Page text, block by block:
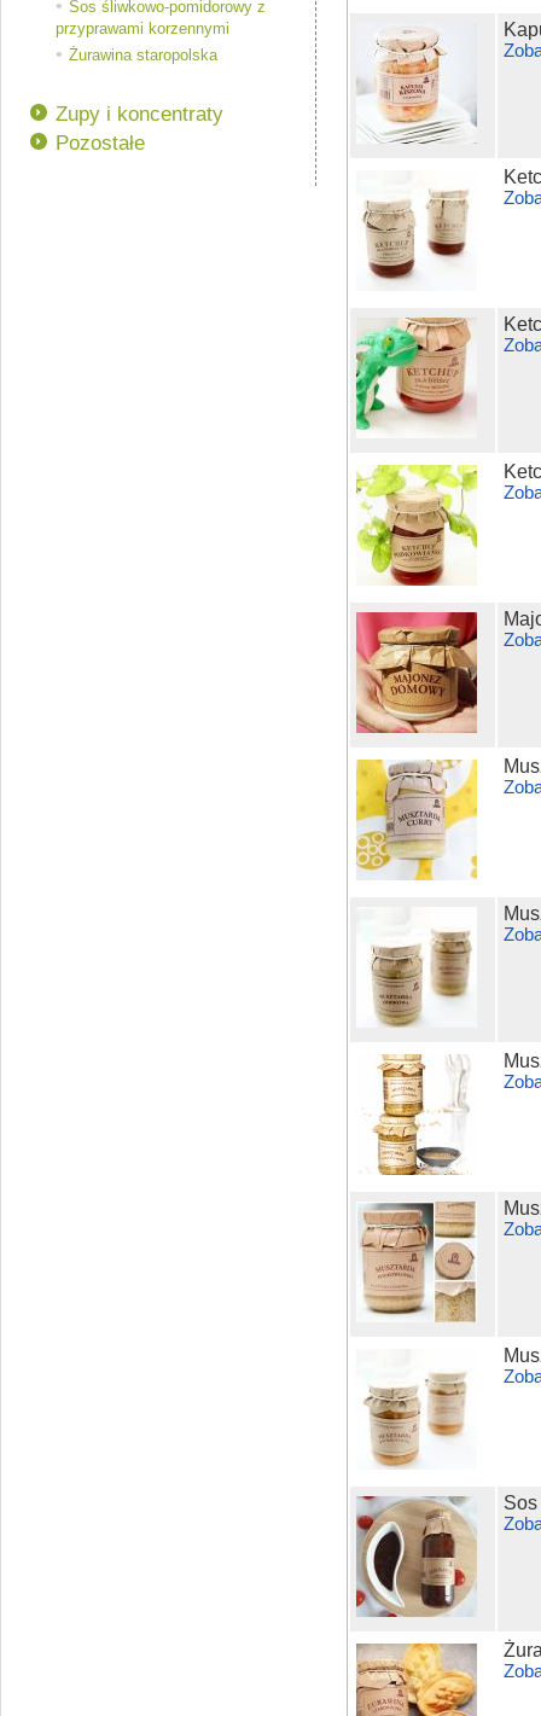
Sos śliwkowo-pomidorowy z
przyprawami korzennymi
Żurawina staropolska
Zupy i koncentraty
Pozostałe